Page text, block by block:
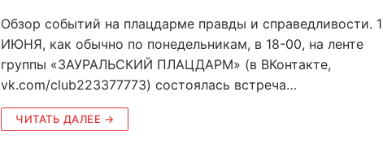
Обзор событий на плацдарме правды и справедливости. 1
ИЮНЯ, как обычно по понедельникам, в 18-00, на ленте
группы «ЗАУРАЛЬСКИЙ ПЛАЦДАРМ» (в ВКонтакте,
vk.com/club223377773) состоялась встреча…
ЧИТАТЬ ДАЛЕЕ →